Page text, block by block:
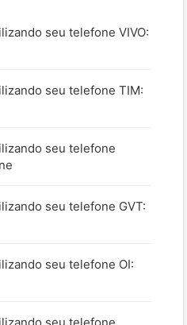
seu telefone VIVO:
seu telefone TIM:
seu telefone
seu telefone GVT:
seu telefone OI: